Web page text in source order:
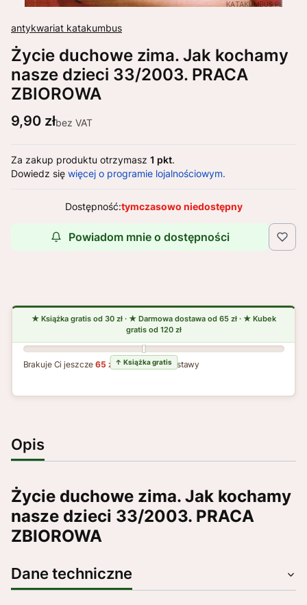
antykwariat katakumbus
Życie duchowe zima. Jak kochamy
nasze dzieci 33/2003. PRACA
ZBIOROWA
Cena
9,90 złbez VAT
Za zakup produktu otrzymasz 1 pkt.
Dowiedz się więcej o programie lojalnościowym.
Dostępność:tymczasowo niedostępny
Powiadom mnie o dostępności
Brakuje Ci jeszcze65 zł do darmowej dostawy
Opis
Życie duchowe zima. Jak kochamy
nasze dzieci 33/2003. PRACA
ZBIOROWA
Dane techniczne